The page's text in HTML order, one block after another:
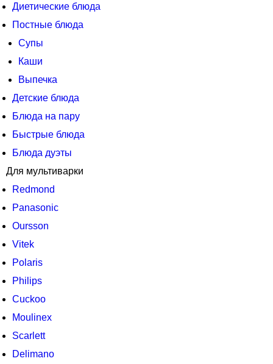
Диетические блюда
Постные блюда
Супы
Каши
Выпечка
Детские блюда
Блюда на пару
Быстрые блюда
Блюда дуэты
Для мультиварки
Redmond
Panasonic
Oursson
Vitek
Polaris
Philips
Cuckoo
Moulinex
Scarlett
Delimano